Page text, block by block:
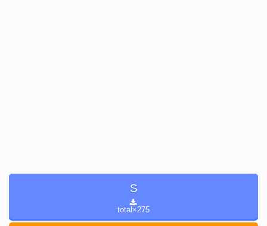
S
total×275